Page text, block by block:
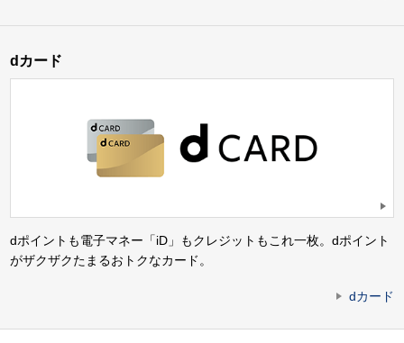
dカード
dポイントも電子マネー「iD」もクレジットもこれ一枚。dポイント
がザクザクたまるおトクなカード。
dカード